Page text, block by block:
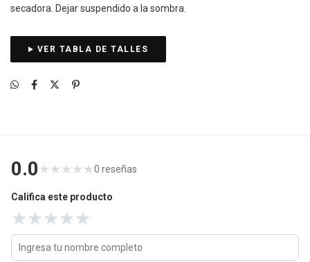
secadora. Dejar suspendido a la sombra.
VER TABLA DE TALLES
0.0★★★★★0 reseñas
Califica este producto
★★★★★